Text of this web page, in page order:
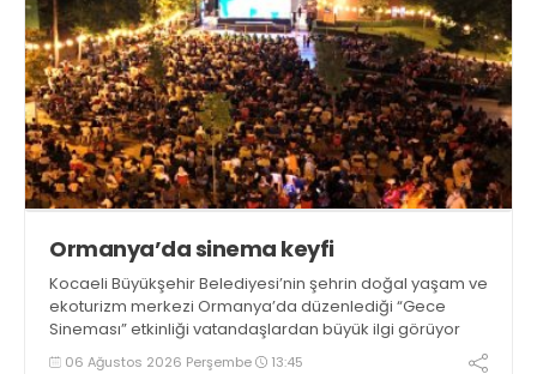
Ormanya’da sinema keyfi
Kocaeli Büyükşehir Belediyesi’nin şehrin doğal yaşam ve
ekoturizm merkezi Ormanya’da düzenlediği “Gece
Sineması” etkinliği vatandaşlardan büyük ilgi görüyor
06 Ağustos 2026 Perşembe 13:45